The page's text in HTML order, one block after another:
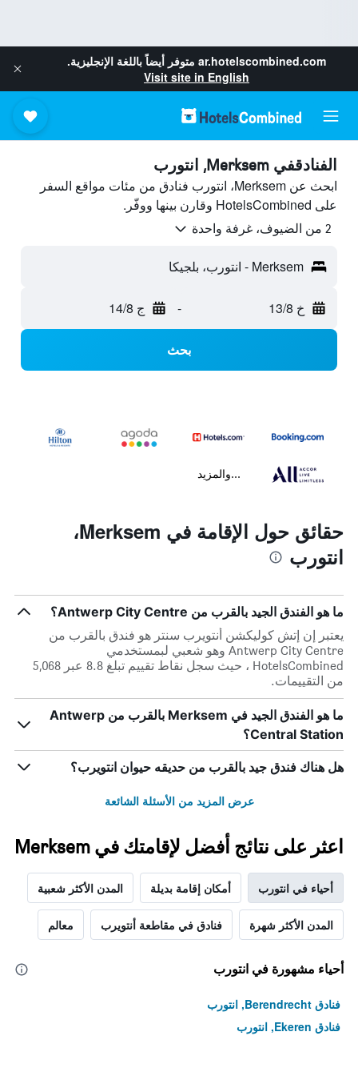
ar.hotelscombined.com متوفر أيضاً باللغة الإنجليزية.
Visit site in English
الفنادقفي Merksem, انتورب
ابحث عن Merksem، انتورب فنادق من مئات مواقع السفر
على HotelsCombined وقارن بينها ووفّر.
2 من الضيوف، غرفة واحدة
Merksem - انتورب، بلجيكا
خ 13/8 - ج 14/8
بحث
...والمزيد
حقائق حول الإقامة في Merksem،
انتورب
ما هو الفندق الجيد بالقرب من Antwerp City Centre؟
يعتبر إن إتش كوليكشن أنتويرب سنتر هو فندق بالقرب من
Antwerp City Centre وهو شعبي لبمستخدمي
HotelsCombined ، حيث سجل نقاط تقييم تبلغ 8.8 عبر 5,068
من التقييمات.
ما هو الفندق الجيد في Merksem بالقرب من Antwerp
Central Station؟
هل هناك فندق جيد بالقرب من حديقه حيوان انتويرب؟
عرض المزيد من الأسئلة الشائعة
اعثر على نتائج أفضل لإقامتك في Merksem
أحياء في انتورب أمكان إقامة بديلة المدن الأكثر شعبية
المدن الأكثر شهرة فنادق في مقاطعة أنتويرب معالم
أحياء مشهورة في انتورب
فنادق Berendrecht, انتورب
فنادق Ekeren, انتورب